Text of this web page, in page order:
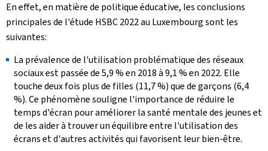
En effet, en matière de politique éducative, les conclusions
principales de l'étude HSBC 2022 au Luxembourg sont les
suivantes:
La prévalence de l'utilisation problématique des réseaux
sociaux est passée de 5,9 % en 2018 à 9,1 % en 2022. Elle
touche deux fois plus de filles (11,7 %) que de garçons (6,4
%). Ce phénomène souligne l'importance de réduire le
temps d'écran pour améliorer la santé mentale des jeunes et
de les aider à trouver un équilibre entre l'utilisation des
écrans et d'autres activités qui favorisent leur bien-être.